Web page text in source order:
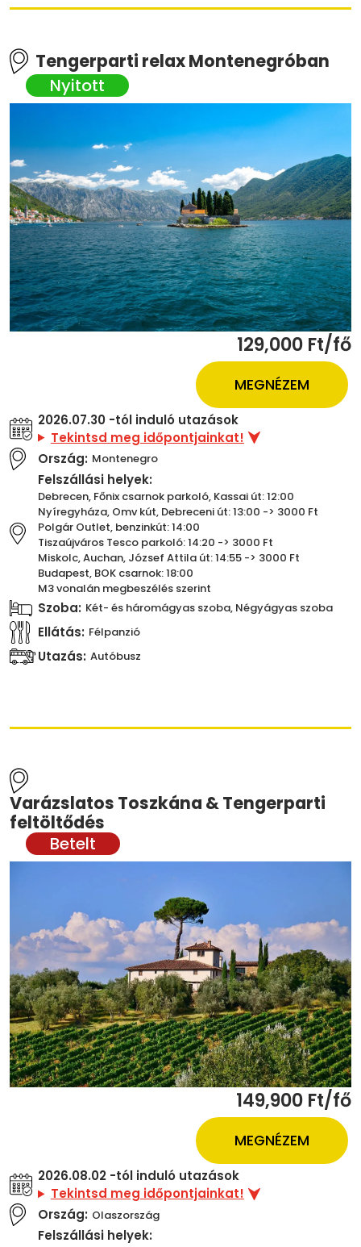
Tengerparti relax Montenegróban
129,000 Ft/fő
MEGNÉZEM
2026.07.30 -tól induló utazások
Tekintsd meg időpontjainkat!
Ország: Montenegro
Felszállási helyek:
Debrecen, Főnix csarnok parkoló, Kassai út: 12:00
Nyíregyháza, Omv kút, Debreceni út: 13:00 -> 3000 Ft
Polgár Outlet, benzinkút: 14:00
Tiszaújváros Tesco parkoló: 14:20 -> 3000 Ft
Miskolc, Auchan, József Attila út: 14:55 -> 3000 Ft
Budapest, BOK csarnok: 18:00
M3 vonalán megbeszélés szerint
Szoba: Két- és háromágyas szoba, Négyágyas szoba
Ellátás: Félpanzió
Utazás: Autóbusz
Varázslatos Toszkána & Tengerparti
feltöltődés
149,900 Ft/fő
MEGNÉZEM
2026.08.02 -tól induló utazások
Tekintsd meg időpontjainkat!
Ország: Olaszország
Felszállási helyek: